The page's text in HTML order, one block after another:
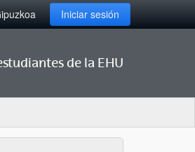
Iniciar sesión
de la EHU